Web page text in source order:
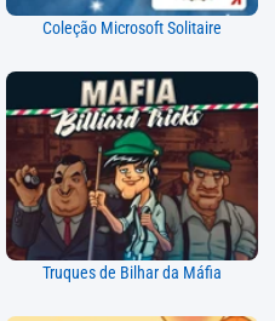
Coleção Microsoft Solitaire
Truques de Bilhar da Máfia